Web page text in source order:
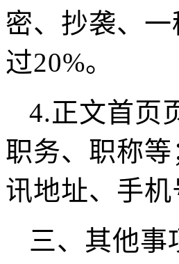
密、抄袭、
过20%。
4.正文首页
职务、职称
讯地址、手
三、其他事